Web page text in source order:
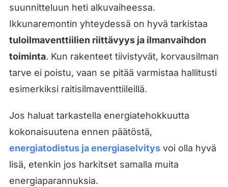
suunnitteluun heti alkuvaiheessa.
Ikkunaremontin yhteydessä on hyvä tarkistaa
tuloilmaventtiilien riittävyys ja ilmanvaihdon
toiminta. Kun rakenteet tiivistyvät, korvausilman
tarve ei poistu, vaan se pitää varmistaa hallitusti
esimerkiksi raitisilmaventtiileillä.
Jos haluat tarkastella energiatehokkuutta
kokonaisuutena ennen päätöstä,
energiatodistus ja energiaselvitysvoi olla hyvä
lisä, etenkin jos harkitset samalla muita
energiaparannuksia.